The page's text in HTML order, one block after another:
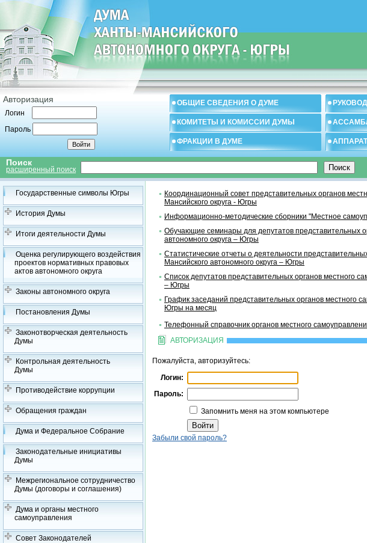
Авторизация
Логин
Пароль
ОБЩИЕ СВЕДЕНИЯ О ДУМЕ
КОМИТЕТЫ И КОМИССИИ ДУМЫ
ФРАКЦИИ В ДУМЕ
Поиск
расширенный поиск
Государственные символы Югры
История Думы
Итоги деятельности Думы
Оценка регулирующего воздействия
проектов нормативных правовых
актов автономного округа
Законы автономного округа
Постановления Думы
Законотворческая деятельность
Думы
Контрольная деятельность
Думы
Противодействие коррупции
Обращения граждан
Дума и Федеральное Собрание
Законодательные инициативы
Думы
Межрегиональное сотрудничество
Думы (договоры и соглашения)
Дума и органы местного
самоуправления
Совет Законодателей
Координационный совет представительных органов
Мансийского округа - Югры
Информационно-методические сборники "Местное
Обучающие семинары для депутатов представительных
автономного округа – Югры
Статистические отчеты о деятельности
Мансийского автономного округа – Югры
Список депутатов представительных органов местного
– Югры
График заседаний представительных органов местного
Югры на месяц
Телефонный справочник органов местного
АВТОРИЗАЦИЯ
Пожалуйста, авторизуйтесь:
Логин:
Пароль:
Запомнить меня на этом компьютере
Забыли свой пароль?